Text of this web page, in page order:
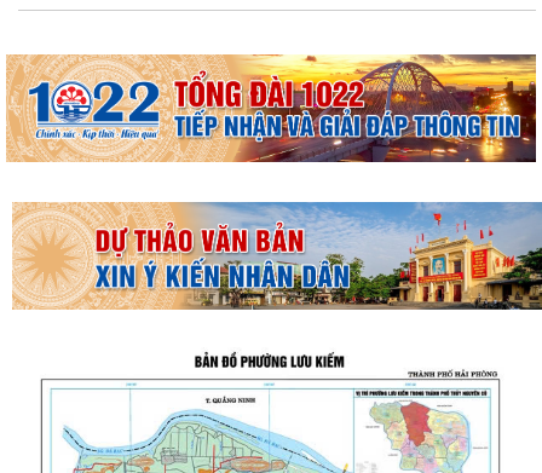
THƯỜNG TRỰC HĐND PHƯỜNG LƯU KIẾM TỔ CHỨC PHIÊN HỌP
THƯỜNG KỲ THÁNG 8 NĂM 2026
UBND PHƯỜNG LƯU KIẾM TỔ CHỨC PHIÊN HỌP THƯỜNG KỲ THÁNG 8
NĂM 2026
UBDN phường Lưu Kiếm thông báo Về việc niêm yết công khai kết quả
kiểm tra hồ sơ đăng ký, cấp Giấy...
UBND phường Lưu Kiếm thông báo Về việc niêm yết công khai kết quả
kiểm tra hồ sơ đăng ký, cấp Giấy...